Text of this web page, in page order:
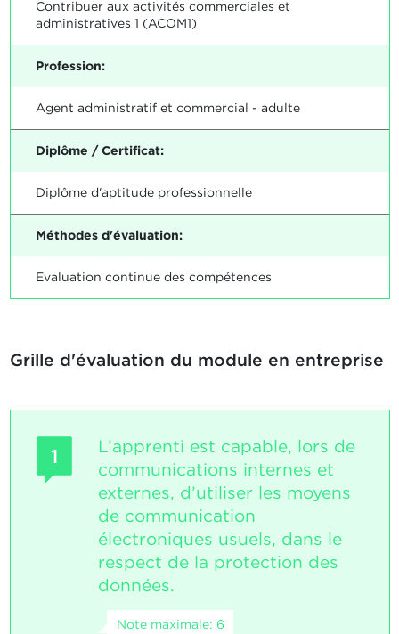
Contribuer aux activités commerciales et
administratives 1 (ACOM1)
Profession:
Agent administratif et commercial - adulte
Diplôme / Certificat:
Diplôme d'aptitude professionnelle
Méthodes d'évaluation:
Evaluation continue des compétences
Grille d'évaluation du module en entreprise
1
L’apprenti est capable, lors de
communications internes et
externes, d’utiliser les moyens
de communication
électroniques usuels, dans le
respect de la protection des
données.
Note maximale: 6